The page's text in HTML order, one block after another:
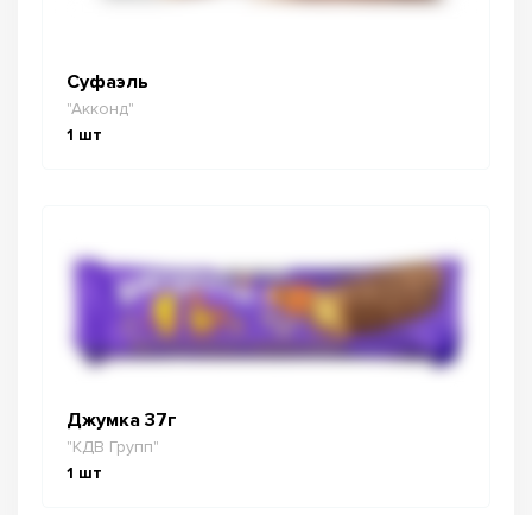
Суфаэль
"Акконд"
1 шт
Джумка 37г
"КДВ Групп"
1 шт